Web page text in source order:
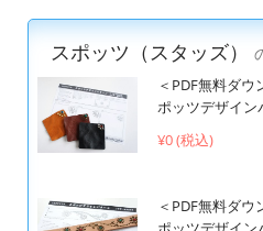
スポッツ（スタッズ）
＜PDF無料ダ
ポッツデザイン
¥0 (税込)
＜PDF無料ダ